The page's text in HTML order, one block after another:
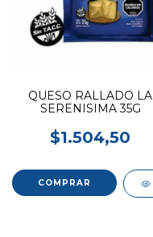
QUESO RALLADO LA
SERENISIMA 35G
$1.504,50